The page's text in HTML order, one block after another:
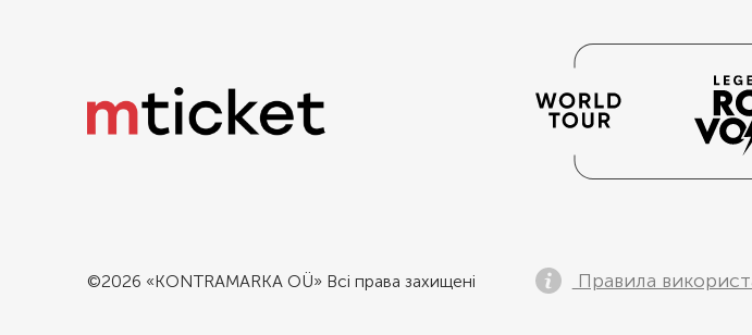
©2026 «KONTRAMARKA OÜ» Всі права захищені Правила